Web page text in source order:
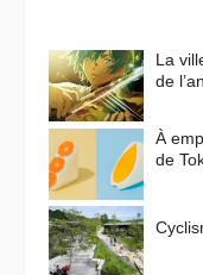
La
de
À
de